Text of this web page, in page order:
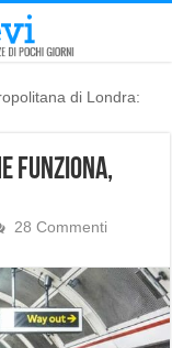
di Londra:
funziona,
28 Commenti